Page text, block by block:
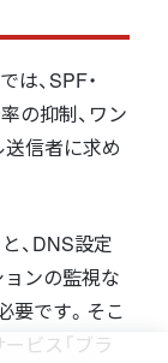
、SPF・
の抑制、ワン
信者に求め
、DNS設定
ンの監視な
要です。そこ
ビス「ブラ